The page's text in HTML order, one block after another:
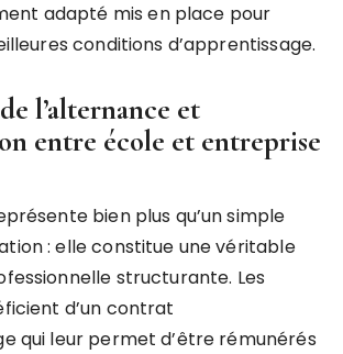
adapté mis en place pour
conditions d’apprentissage.
l’alternance et
entre école et entreprise
bien plus qu’un simple
: elle constitue une véritable
structurante. Les
d’un contrat
qui leur permet d’être rémunérés